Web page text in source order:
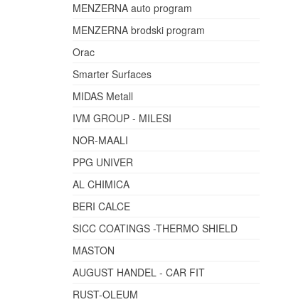
MENZERNA auto program
MENZERNA brodski program
Orac
Smarter Surfaces
MIDAS Metall
IVM GROUP - MILESI
NOR-MAALI
PPG UNIVER
AL CHIMICA
BERI CALCE
SICC COATINGS -THERMO SHIELD
MASTON
AUGUST HANDEL - CAR FIT
RUST-OLEUM